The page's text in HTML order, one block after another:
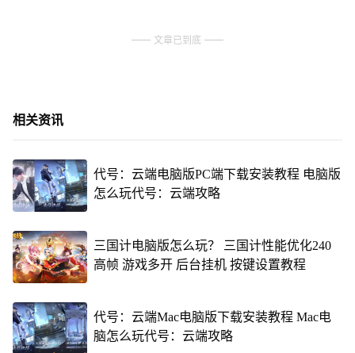
文章已到底
相关资讯
代号：云端电脑版PC端下载安装教程 电脑版
怎么玩代号：云端攻略
三国计电脑版怎么玩？ 三国计性能优化240
高帧 游戏多开 后台挂机 按键设置教程
代号：云端Mac电脑版下载安装教程 Mac电
脑怎么玩代号：云端攻略